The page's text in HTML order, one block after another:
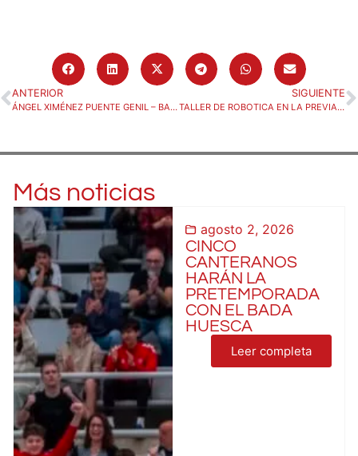
ANTERIOR
ÁNGEL XIMÉNEZ PUENTE GENIL – BADA HUESCA (MARTES 17/12, 21:30H)
SIGUIENTE
TALLER DE ROBOTICA EN LA PREVIA DEL BADA HUESCA – HORNEO EÓN ALICANTE
Más noticias
agosto 2, 2026
CINCO
CANTERANOS
HARÁN LA
PRETEMPORADA
CON EL BADA
HUESCA
Leer completa